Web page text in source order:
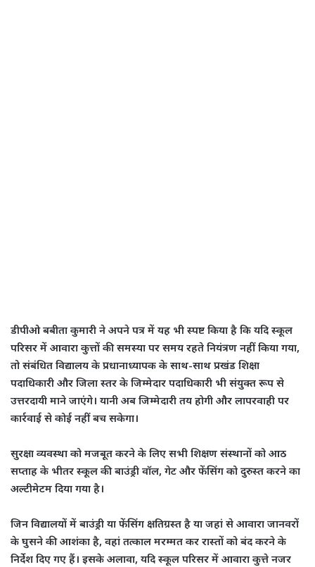
डीपीओ बबीता कुमारी ने अपने पत्र में यह भी स्पष्ट किया है कि यदि स्कूल
परिसर में आवारा कुत्तों की समस्या पर समय रहते नियंत्रण नहीं किया गया,
तो संबंधित विद्यालय के प्रधानाध्यापक के साथ-साथ प्रखंड शिक्षा
पदाधिकारी और जिला स्तर के जिम्मेदार पदाधिकारी भी संयुक्त रूप से
उत्तरदायी माने जाएंगे। यानी अब जिम्मेदारी तय होगी और लापरवाही पर
कार्रवाई से कोई नहीं बच सकेगा।
सुरक्षा व्यवस्था को मजबूत करने के लिए सभी शिक्षण संस्थानों को आठ
सप्ताह के भीतर स्कूल की बाउंड्री वॉल, गेट और फेंसिंग को दुरुस्त करने का
अल्टीमेटम दिया गया है।
जिन विद्यालयों में बाउंड्री या फेंसिंग क्षतिग्रस्त है या जहां से आवारा जानवरों
के घुसने की आशंका है, वहां तत्काल मरम्मत कर रास्तों को बंद करने के
निर्देश दिए गए हैं। इसके अलावा, यदि स्कूल परिसर में आवारा कुत्ते नजर